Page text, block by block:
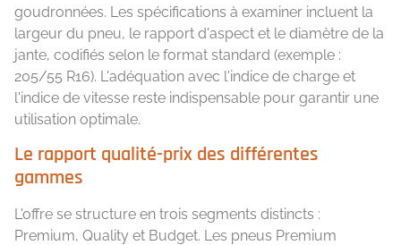
goudronnées. Les spécifications à examiner incluent la
largeur du pneu, le rapport d'aspect et le diamètre de la
jante, codifiés selon le format standard (exemple :
205/55 R16). L'adéquation avec l'indice de charge et
l'indice de vitesse reste indispensable pour garantir une
utilisation optimale.
Le rapport qualité-prix des différentes
gammes
L'offre se structure en trois segments distincts :
Premium, Quality et Budget. Les pneus Premium